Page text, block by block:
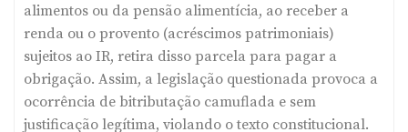
alimentos ou da pensão alimentícia, ao receber a
renda ou o provento (acréscimos patrimoniais)
sujeitos ao IR, retira disso parcela para pagar a
obrigação. Assim, a legislação questionada provoca a
ocorrência de bitributação camuflada e sem
justificação legítima, violando o texto constitucional.